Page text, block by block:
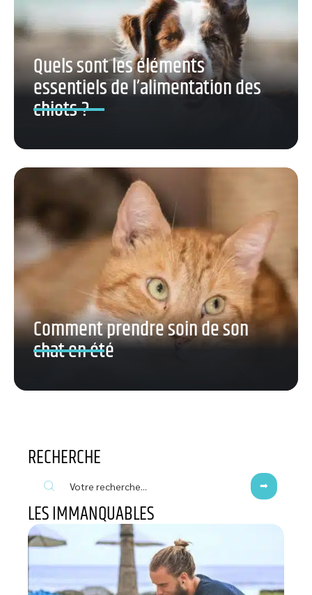
Quels sont les éléments
essentiels de l’alimentation des
chiots ?
Comment prendre soin de son
chat en été
RECHERCHE
LES IMMANQUABLES